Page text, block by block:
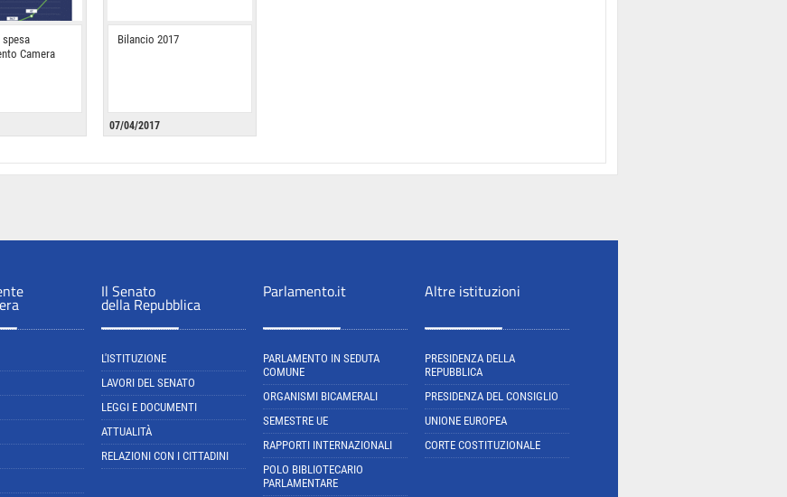
spesa
Camera
Bilancio 2017
07/04/2017
Il Senato
della Repubblica
L'ISTITUZIONE
LAVORI DEL SENATO
LEGGI E DOCUMENTI
ATTUALITÀ
RELAZIONI CON I CITTADINI
Parlamento.it
PARLAMENTO IN SEDUTA
COMUNE
ORGANISMI BICAMERALI
SEMESTRE UE
RAPPORTI INTERNAZIONALI
POLO BIBLIOTECARIO
PARLAMENTARE
Altre istituzioni
PRESIDENZA DELLA
REPUBBLICA
PRESIDENZA DEL CONSIGLIO
UNIONE EUROPEA
CORTE COSTITUZIONALE